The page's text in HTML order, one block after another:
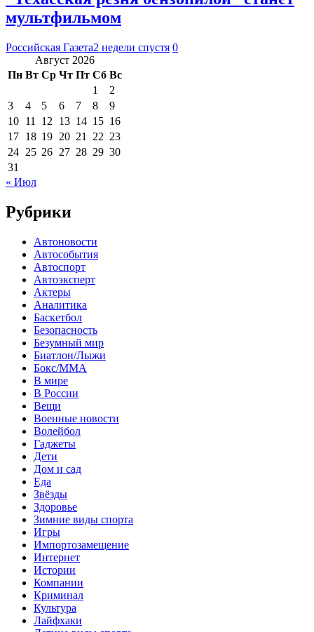
мультфильмом
Российская Газета2 недели спустя 0
Август 2026
Пн Вт Ср Чт Пт Сб Вс
1
2
3
4 5 6 7 8
9
10 11 12 13 14 15 16
17 18 19 20 21 22 23
24 25 26 27 28 29 30
31
« Июл
Рубрики
Автоновости
Автособытия
Автоспорт
Автоэксперт
Актеры
Аналитика
Баскетбол
Безопасность
Безумный мир
Биатлон/Лыжи
Бокс/MMA
В мире
В России
Вещи
Военные новости
Волейбол
Гаджеты
Дети
Дом и сад
Еда
Звёзды
Здоровье
Зимние виды спорта
Игры
Импортозамещение
Интернет
Истории
Компании
Криминал
Культура
Лайфхаки